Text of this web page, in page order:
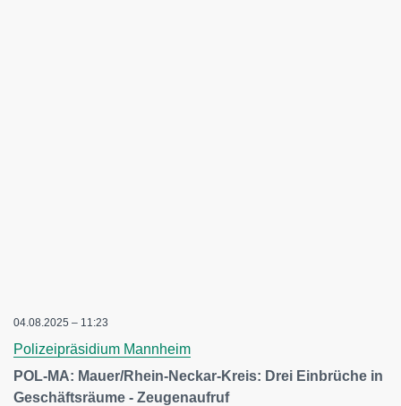
04.08.2025 – 11:23
Polizeipräsidium Mannheim
POL-MA: Mauer/Rhein-Neckar-Kreis: Drei Einbrüche in
Geschäftsräume - Zeugenaufruf